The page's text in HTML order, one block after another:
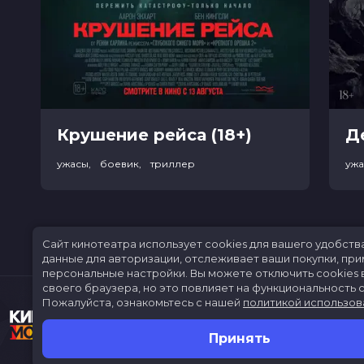
Крушение рейса (18+)
ужасы, боевик, триллер
Сайт кинотеатра использует cookies для вашего
данные для авторизации, отслеживает ваши покупки,
персональные настройки. Вы можете отключить cookies
своего браузера, но это повлияет на функциональность
Пожалуйста, ознакомьтесь с нашей политикой
Принять